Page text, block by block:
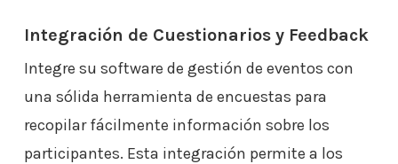
Integración de Cuestionarios y Feedback
Integre su software de gestión de eventos con
una sólida herramienta de encuestas para
recopilar fácilmente información sobre los
participantes. Esta integración permite a los